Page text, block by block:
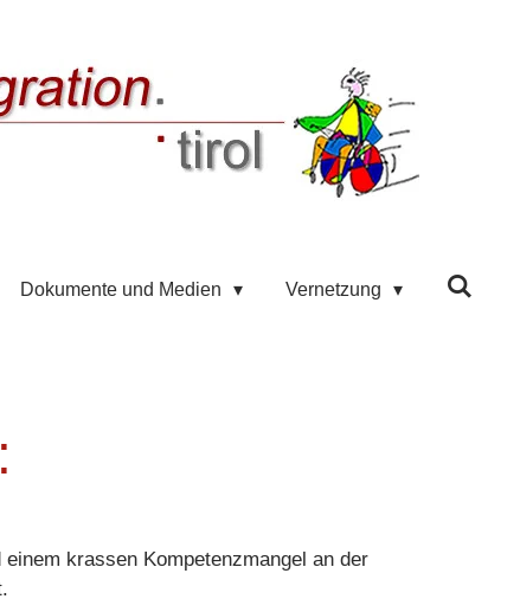
Dokumente und Medien Vernetzung
krassen Kompetenzmangel an der